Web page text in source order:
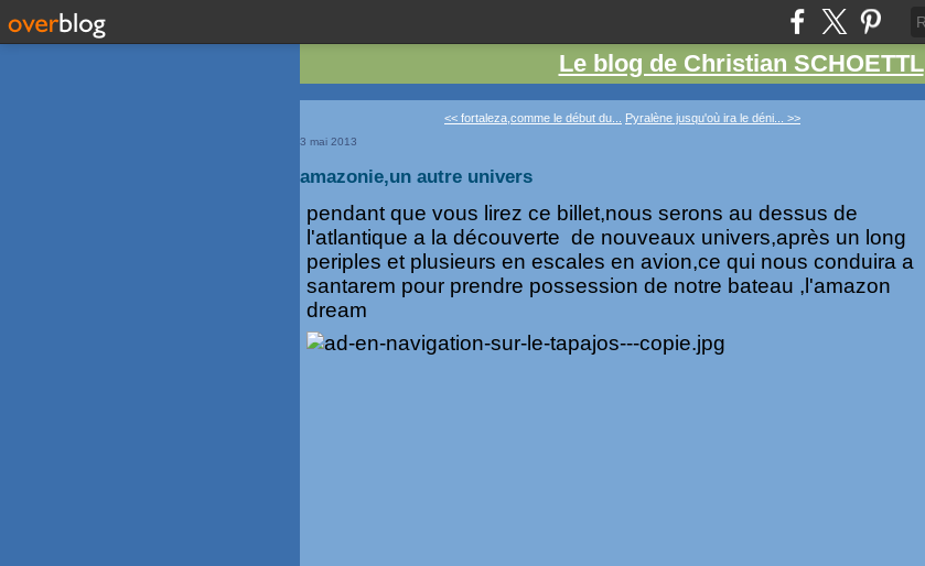
Le blog de Christian SCHOETTL
<< fortaleza,comme le début du... Pyralène jusqu'où ira le déni... >>
3 mai 2013
amazonie,un autre univers
pendant que vous lirez ce billet,nous serons au dessus de
l'atlantique a la découverte de nouveaux univers,après un long
periples et plusieurs en escales en avion,ce qui nous conduira a
santarem pour prendre possession de notre bateau ,l'amazon
dream